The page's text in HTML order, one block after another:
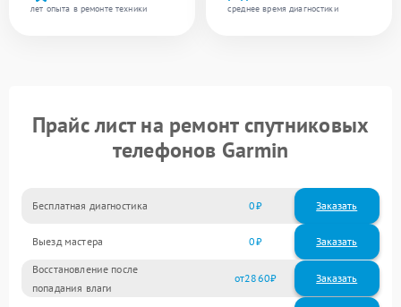
лет опыта в ремонте техники
среднее время диагностики
Прайс лист на ремонт спутниковых
телефонов Garmin
Бесплатная диагностика 0 Заказать
Выезд мастера 0 Заказать
Восстановление после
попадания влаги
2860